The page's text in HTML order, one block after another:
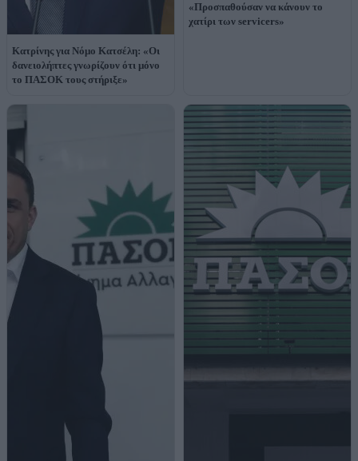
Κατρίνης για Νόμο Κατσέλη: «Οι
δανειολήπτες γνωρίζουν ότι μόνο
το ΠΑΣΟΚ τους στήριξε»
«Προσπαθούσαν να κάνουν το
χατίρι των servicers»